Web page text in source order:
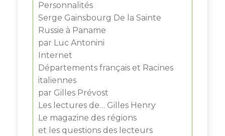
Personnalités
Serge Gainsbourg De la Sainte
Russie à Paname
par Luc Antonini
Internet
Départements français et Racines
italiennes
par Gilles Prévost
Les lectures de… Gilles Henry
Le magazine des régions
et les questions des lecteurs